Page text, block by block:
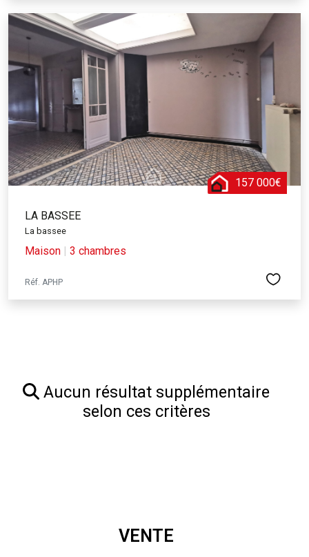
157 000€
LA BASSEE
La bassee
Maison | 3 chambres
Réf. APHP
Aucun résultat supplémentaire
selon ces critères
VENTE